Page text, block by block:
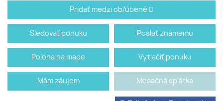
Pridať medzi obľúbené
Sledovať ponuku Poslať známemu
Poloha na mape Vytlačiť ponuku
Mám záujem Mesačná splátka